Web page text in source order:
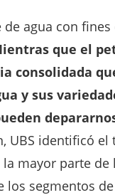
de agua con
que el
consolidada
y sus
UBS identificó
mayor parte
los segmentos